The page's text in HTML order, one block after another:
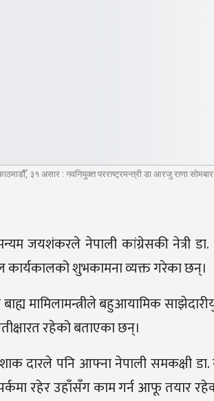
३१ असार : नवनियुक्त परराष्ट्रमन्त्री डा आरजु राणा
जयशंकरले नेपाली कांग्रेसकी नेत्री
कार्यकालको शुभकामना व्यक्त गरेका छन्।
बाह्य मामिलामन्त्रीले बहुआयामिक
रहेको बताएका छन्।
इशाक दारले पनि आफ्ना नेपाली
रहेर उहाँसँग काम गर्न आफू तयार